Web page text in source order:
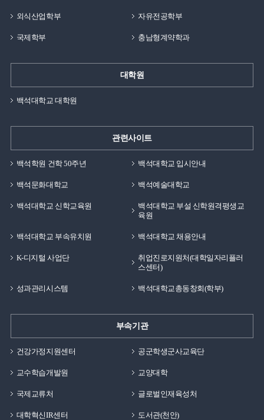
외식산업학부 자유전공학부
국제학부 충남형계약학과
대학원
백석대학교 대학원
관련사이트
백석학원 건학 50주년 백석대학교 입시안내
백석문화대학교 백석예술대학교
백석대학교 신학교육원
백석대학교 부설 신학원격평생교
육원
백석대학교 부속유치원 백석대학교 채용안내
K-디지털 사업단
취업진로지원처(대학일자리플러
스센터)
성과관리시스템 백석대학교총동창회(학부)
부속기관
건강가정지원센터 공군학생군사교육단
교수학습개발원 교양대학
국제교류처 글로벌인재육성처
대학혁신IR센터 도서관(천안)